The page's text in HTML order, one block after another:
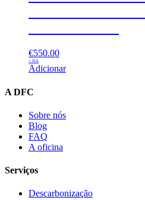
€550.00
+ IVA
Adicionar
A DFC
Sobre nós
Blog
FAQ
A oficina
Serviços
Descarbonização